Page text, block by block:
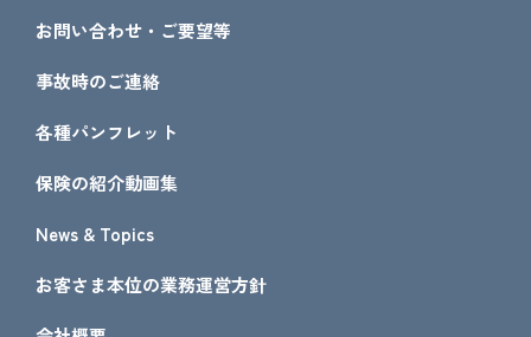
お問い合わせ・ご要望等
事故時のご連絡
各種パンフレット
保険の紹介動画集
News & Topics
お客さま本位の業務運営方針